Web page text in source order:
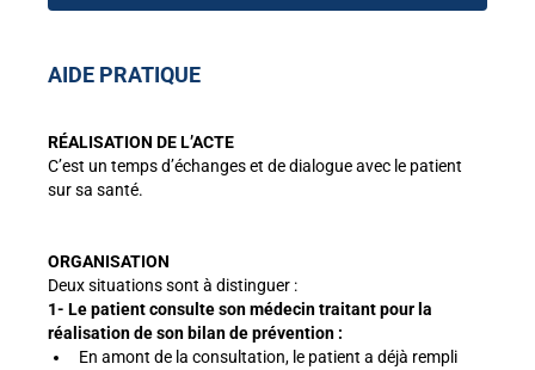
AIDE PRATIQUE
RÉALISATION DE L’ACTE
C’est un temps d’échanges et de dialogue avec le patient
sur sa santé.
ORGANISATION
Deux situations sont à distinguer :
1- Le patient consulte son médecin traitant pour la
réalisation de son bilan de prévention :
En amont de la consultation, le patient a déjà rempli